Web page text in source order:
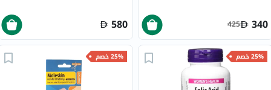
340
425
580
25% خصم 25% خصم